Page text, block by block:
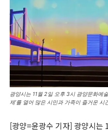
광양시는 11월 2일 오후 3시 광양문화예
제’를 열어 많은 시민과 가족이 즐거운
[광양=윤광수 기자] 광양시는